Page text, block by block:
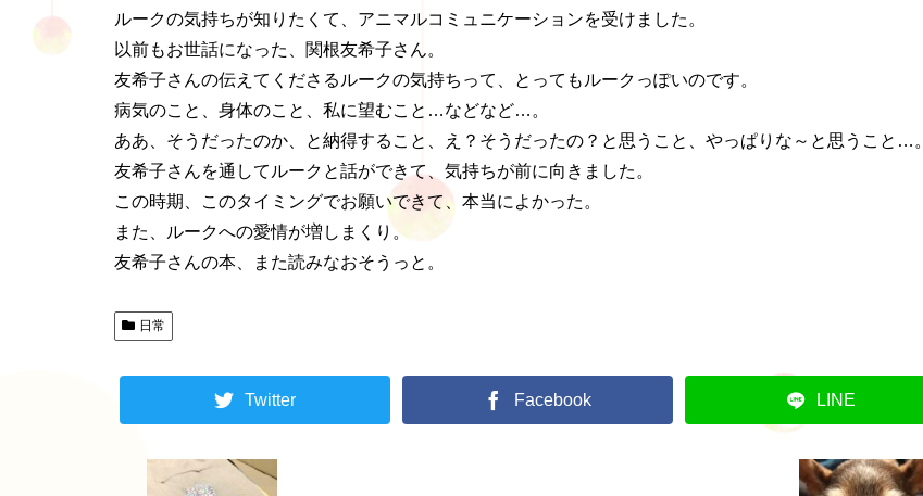
ルークの気持ちが知りたくて、アニマルコミュニケーションを受けました。
以前もお世話になった、関根友希子さん。
友希子さんの伝えてくださるルークの気持ちって、とってもルークっぽいのです。
病気のこと、身体のこと、私に望むこと…などなど…。
ああ、そうだったのか、と納得すること、え？そうだったの？と思うこと、やっぱりな～と思うこと…。
友希子さんを通してルークと話ができて、気持ちが前に向きました。
この時期、このタイミングでお願いできて、本当によかった。
また、ルークへの愛情が増しまくり。
友希子さんの本、また読みなおそうっと。
日常
Twitter Facebook LINE